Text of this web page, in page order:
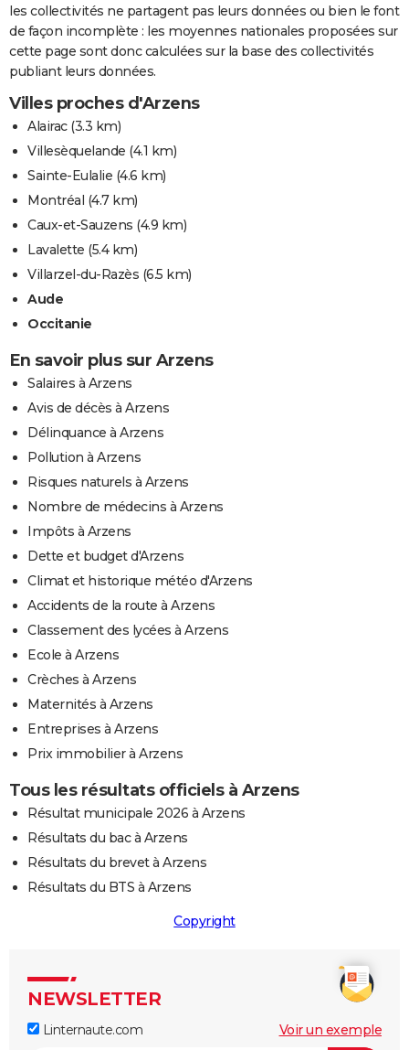
les collectivités ne partagent pas leurs données ou bien le font
de façon incomplète : les moyennes nationales proposées sur
cette page sont donc calculées sur la base des collectivités
publiant leurs données.
Villes proches d'Arzens
Alairac(3.3 km)
Villesèquelande (4.1 km)
Sainte-Eulalie (4.6 km)
Montréal (4.7 km)
Caux-et-Sauzens (4.9 km)
Lavalette (5.4 km)
Villarzel-du-Razès (6.5 km)
Aude
Occitanie
En savoir plus sur Arzens
Salaires à Arzens
Avis de décès à Arzens
Délinquance à Arzens
Pollution à Arzens
Risques naturels à Arzens
Nombre de médecins à Arzens
Impôts à Arzens
Dette et budget d'Arzens
Climat et historique météo d'Arzens
Accidents de la route à Arzens
Classement des lycées à Arzens
Ecole à Arzens
Crèches à Arzens
Maternités à Arzens
Entreprises à Arzens
Prix immobilier à Arzens
Tous les résultats officiels à Arzens
Résultat municipale 2026 à Arzens
Résultats du bac à Arzens
Résultats du brevet à Arzens
Résultats du BTS à Arzens
Copyright
NEWSLETTER
Linternaute.com Voir un exemple